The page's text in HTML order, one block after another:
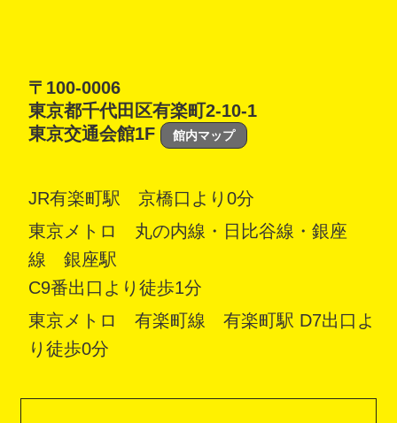
〒100-0006
東京都千代田区有楽町2-10-1
東京交通会館1F
館内マップ
JR有楽町駅 京橋口より0分
東京メトロ 丸の内線・日比谷線・銀座
線 銀座駅
C9番出口より徒歩1分
東京メトロ 有楽町線 有楽町駅 D7出口よ
り徒歩0分